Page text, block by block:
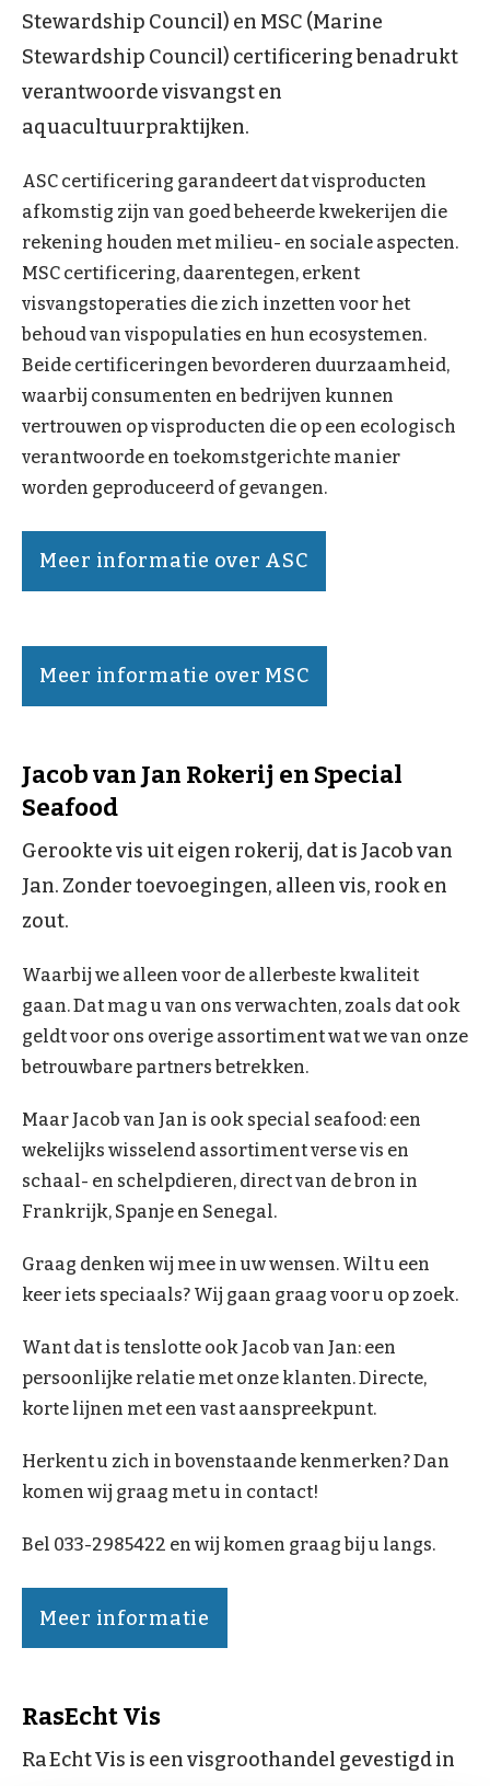
Stewardship Council) en MSC (Marine
Stewardship Council) certificering benadrukt
verantwoorde visvangst en
aquacultuurpraktijken.
ASC certificering garandeert dat visproducten
afkomstig zijn van goed beheerde kwekerijen die
rekening houden met milieu- en sociale aspecten.
MSC certificering, daarentegen, erkent
visvangstoperaties die zich inzetten voor het
behoud van vispopulaties en hun ecosystemen.
Beide certificeringen bevorderen duurzaamheid,
waarbij consumenten en bedrijven kunnen
vertrouwen op visproducten die op een ecologisch
verantwoorde en toekomstgerichte manier
worden geproduceerd of gevangen.
Meer informatie over ASC
Meer informatie over MSC
Jacob van Jan Rokerij en Special
Seafood
Gerookte vis uit eigen rokerij, dat is Jacob van
Jan. Zonder toevoegingen, alleen vis, rook en
zout.
Waarbij we alleen voor de allerbeste kwaliteit
gaan. Dat mag u van ons verwachten, zoals dat ook
geldt voor ons overige assortiment wat we van onze
betrouwbare partners betrekken.
Maar Jacob van Jan is ook special seafood: een
wekelijks wisselend assortiment verse vis en
schaal- en schelpdieren, direct van de bron in
Frankrijk, Spanje en Senegal.
Graag denken wij mee in uw wensen. Wilt u een
keer iets speciaals? Wij gaan graag voor u op zoek.
Want dat is tenslotte ook Jacob van Jan: een
persoonlijke relatie met onze klanten. Directe,
korte lijnen met een vast aanspreekpunt.
Herkent u zich in bovenstaande kenmerken? Dan
komen wij graag met u in contact!
Bel 033-2985422 en wij komen graag bij u langs.
Meer informatie
RasEcht Vis
Ra Echt Vis is een visgroothandel gevestigd in